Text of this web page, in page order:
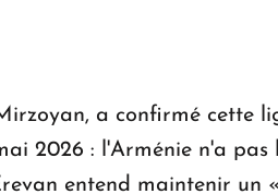
a confirmé cette
2026 : l'Arménie n'a pas
entend maintenir